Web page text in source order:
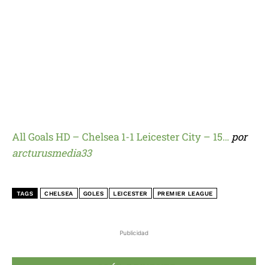
Publicidad
All Goals HD – Chelsea 1-1 Leicester City – 15… por
arcturusmedia33
TAGS CHELSEA GOLES LEICESTER PREMIER LEAGUE